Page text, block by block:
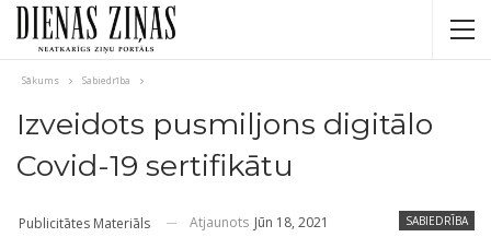
Sākums Sabiedrība
Izveidots pusmiljons digitālo
Covid-19 sertifikātu
SABIEDRĪBA
Publicitātes Materiāls Atjaunots Jūn 18, 2021